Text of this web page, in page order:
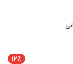
12٪